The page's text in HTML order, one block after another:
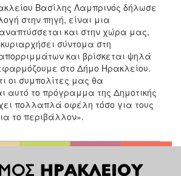
Βασίλης Λαμπρινός δήλωσε
στην πηγή, είναι μια
και στην χώρα μας,
σύντομα στη
και βρίσκεται ψηλά
στο Δήμο Ηρακλείου.
οι συμπολίτες μας θα
αυτό το πρόγραμμα της Δημοτικής
πολλαπλά οφέλη τόσο για τους
το περιβάλλον».